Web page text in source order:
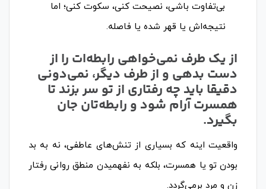
بی‌تفاوت باشی، نصیحت کنی، سکوت کنی؛ اما
نتیجه‌اش یا قهر شده یا فاصله.
از یک طرف نمی‌خواهی رابطه‌ات را از
دست بدهی و از طرف دیگر، نمی‌دونی
دقیقا باید چه رفتاری از تو سر بزند تا
همسرت آرام شود و رابطه‌تان جان
بگیرد.
واقعیت اینه که بسیاری از تنش‌های عاطفی، نه به بد
بودن تو یا همسرت، بلکه به نفهمیدن منطق روانی رفتار
زن و مرد برمی‌گردد.